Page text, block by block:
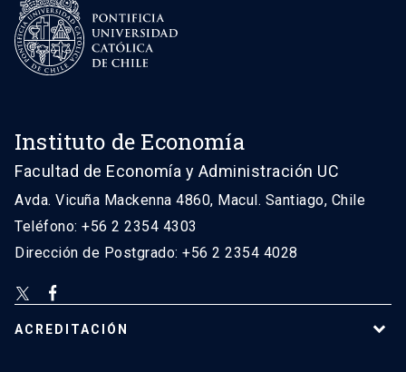
Instituto de Economía
Facultad de Economía y Administración UC
Avda. Vicuña Mackenna 4860, Macul. Santiago, Chile
Teléfono: +56 2 2354 4303
Dirección de Postgrado: +56 2 2354 4028
ACREDITACIÓN